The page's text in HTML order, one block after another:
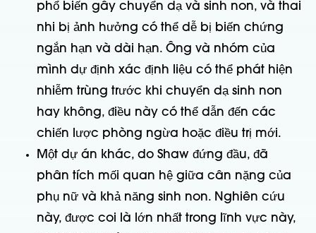
phổ biến gây chuyển dạ và sinh non, và thai
nhi bị ảnh hưởng có thể dễ bị biến chứng
ngắn hạn và dài hạn. Ông và nhóm của
mình dự định xác định liệu có thể phát hiện
nhiễm trùng trước khi chuyển dạ sinh non
hay không, điều này có thể dẫn đến các
chiến lược phòng ngừa hoặc điều trị mới.
Một dự án khác, do Shaw đứng đầu, đã
phân tích mối quan hệ giữa cân nặng của
phụ nữ và khả năng sinh non. Nghiên cứu
này, được coi là lớn nhất trong lĩnh vực này,